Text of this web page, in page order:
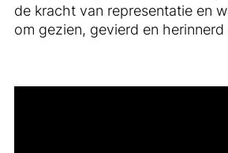
de kracht van representatie en
om gezien, gevierd en